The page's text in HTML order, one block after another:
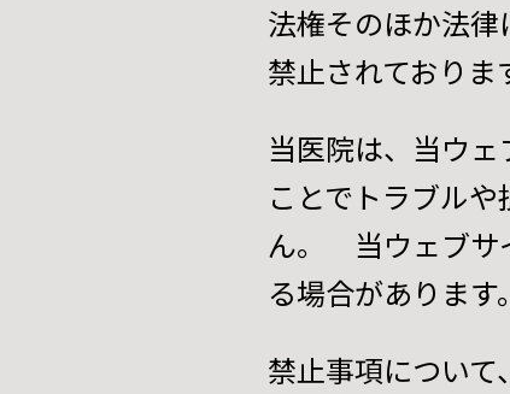
法権そのほか法
禁止されておりま
当医院は、当ウ
ことでトラブル
ん。 当ウェブサ
る場合があります
禁止事項につい